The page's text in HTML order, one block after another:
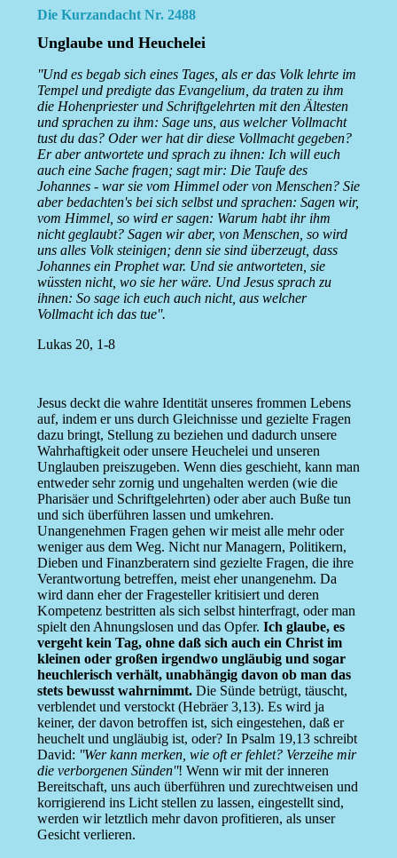
Die Kurzandacht Nr. 2488
Unglaube und Heuchelei
''Und es begab sich eines Tages, als er das Volk lehrte im
Tempel und predigte das Evangelium, da traten zu ihm
die Hohenpriester und Schriftgelehrten mit den Ältesten
und sprachen zu ihm: Sage uns, aus welcher Vollmacht
tust du das? Oder wer hat dir diese Vollmacht gegeben?
Er aber antwortete und sprach zu ihnen: Ich will euch
auch eine Sache fragen; sagt mir: Die Taufe des
Johannes - war sie vom Himmel oder von Menschen? Sie
aber bedachten's bei sich selbst und sprachen: Sagen wir,
vom Himmel, so wird er sagen: Warum habt ihr ihm
nicht geglaubt? Sagen wir aber, von Menschen, so wird
uns alles Volk steinigen; denn sie sind überzeugt, dass
Johannes ein Prophet war. Und sie antworteten, sie
wüssten nicht, wo sie her wäre. Und Jesus sprach zu
ihnen: So sage ich euch auch nicht, aus welcher
Vollmacht ich das tue''.
Lukas 20, 1-8
Jesus deckt die wahre Identität unseres frommen Lebens
auf, indem er uns durch Gleichnisse und gezielte Fragen
dazu bringt, Stellung zu beziehen und dadurch unsere
Wahrhaftigkeit oder unsere Heuchelei und unseren
Unglauben preiszugeben. Wenn dies geschieht, kann man
entweder sehr zornig und ungehalten werden (wie die
Pharisäer und Schriftgelehrten) oder aber auch Buße tun
und sich überführen lassen und umkehren.
Unangenehmen Fragen gehen wir meist alle mehr oder
weniger aus dem Weg. Nicht nur Managern, Politikern,
Dieben und Finanzberatern sind gezielte Fragen, die ihre
Verantwortung betreffen, meist eher unangenehm. Da
wird dann eher der Fragesteller kritisiert und deren
Kompetenz bestritten als sich selbst hinterfragt, oder man
spielt den Ahnungslosen und das Opfer. Ich glaube, es
vergeht kein Tag, ohne daß sich auch ein Christ im
kleinen oder großen irgendwo ungläubig und sogar
heuchlerisch verhält, unabhängig davon ob man das
stets bewusst wahrnimmt.Die Sünde betrügt, täuscht,
verblendet und verstockt (Hebräer 3,13). Es wird ja
keiner, der davon betroffen ist, sich eingestehen, daß er
heuchelt und ungläubig ist, oder? In Psalm 19,13 schreibt
David: ''Wer kann merken, wie oft er fehlet? Verzeihe mir
die verborgenen Sünden''! Wenn wir mit der inneren
Bereitschaft, uns auch überführen und zurechtweisen und
korrigierend ins Licht stellen zu lassen, eingestellt sind,
werden wir letztlich mehr davon profitieren, als unser
Gesicht verlieren.